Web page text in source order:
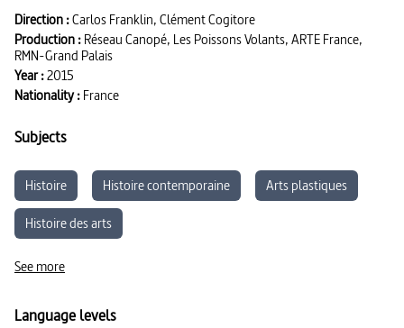
œuvre par des artistes qui n’ont jamais franchi la Méditerranée et
ignorent tout de l’Orient
Direction :Carlos Franklin, Clément Cogitore
Production :Réseau Canopé, Les Poissons Volants, ARTE France,
RMN-Grand Palais
Year :2015
Nationality :France
Subjects
Histoire Histoire contemporaine
Arts plastiques
Histoire des arts
Parcours d’éducation artistique et culturelle
See more
Language levels